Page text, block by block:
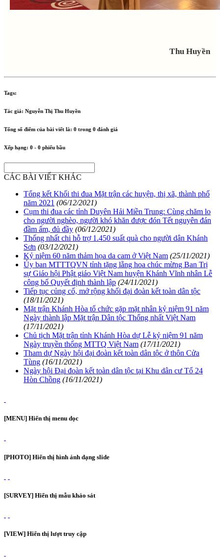
Thu Huyền
Tags:
Tác giả: Nguyễn Thị Thu Huyền
Tổng số điểm của bài viết là: 0 trong 0 đánh giá
Xếp hạng: 0 - 0 phiếu bầu
CÁC BÀI VIẾT KHÁC
Tổng kết Khối thi đua Mặt trận các huyện, thị xã, thành phố
năm 2021 (06/12/2021)
Cụm thi đua các tỉnh Duyên Hải Miền Trung: Cùng chăm lo
cho người nghèo, người khó khăn được đón Tết nguyên đán
đầm ấm, đủ đầy (06/12/2021)
Thống nhất chi hỗ trợ 1.450 suất quà cho người dân Khánh
Sơn (03/12/2021)
Kỷ niệm 60 năm thảm họa da cam ở Việt Nam (25/11/2021)
Ủy ban MTTTQVN tỉnh tặng lẵng hoa chúc mừng Ban Trị
sự Giáo hội Phật giáo Việt Nam huyện Khánh Vĩnh nhân Lễ
công bố Quyết định thành lập (24/11/2021)
Tiếp tục củng cố, mở rộng khối đại đoàn kết toàn dân tộc
(18/11/2021)
Mặt trận Khánh Hòa tổ chức gặp mặt nhân kỷ niệm 91 năm
Ngày thành lập Mặt trận Dân tộc Thống nhất Việt Nam
(17/11/2021)
Chủ tịch Mặt trận tỉnh Khánh Hòa dự Lễ kỷ niệm 91 năm
Ngày truyền thống MTTQ Việt Nam (17/11/2021)
Tham dự Ngày hội đại đoàn kết toàn dân tộc ở thôn Cửa
Tùng (16/11/2021)
Ngày hội Đại đoàn kết toàn dân tộc tại Khu dân cư Tổ 24
Hòn Chồng (16/11/2021)
[MENU] Hiển thị menu dọc
[PHOTO] Hiển thị hình ảnh dạng slide
[SURVEY] Hiển thị mẫu khảo sát
[VIEW] Hiển thị lượt truy cập